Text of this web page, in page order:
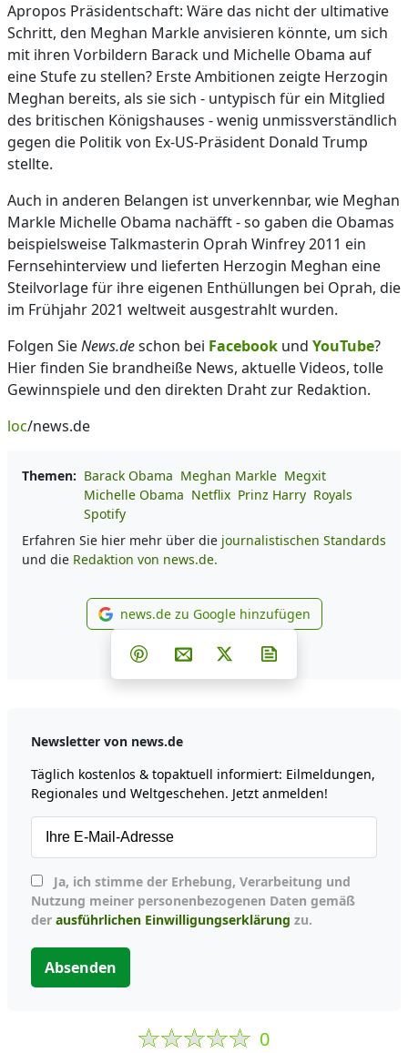
Apropos Präsidentschaft: Wäre das nicht der ultimative
Schritt, den Meghan Markle anvisieren könnte, um sich
mit ihren Vorbildern Barack und Michelle Obama auf
eine Stufe zu stellen? Erste Ambitionen zeigte Herzogin
Meghan bereits, als sie sich - untypisch für ein Mitglied
des britischen Königshauses - wenig unmissverständlich
gegen die Politik von Ex-US-Präsident Donald Trump
stellte.
Auch in anderen Belangen ist unverkennbar, wie Meghan
Markle Michelle Obama nachäfft - so gaben die Obamas
beispielsweise Talkmasterin Oprah Winfrey 2011 ein
Fernsehinterview und lieferten Herzogin Meghan eine
Steilvorlage für ihre eigenen Enthüllungen bei Oprah, die
im Frühjahr 2021 weltweit ausgestrahlt wurden.
Folgen SieNews.deschon bei Facebook und YouTube?
Hier finden Sie brandheiße News, aktuelle Videos, tolle
Gewinnspiele und den direkten Draht zur Redaktion.
loc/news.de
Themen: Barack Obama Meghan Markle Megxit
Michelle Obama Netflix Prinz Harry Royals
Spotify
Erfahren Sie hier mehr über die journalistischen Standards
und die Redaktion von news.de.
news.de zu Google
news.de zu Google hinzufügen
Teilen auf Facebook
Teilen auf Whatsapp
Teilen auf Telegram
Teilen auf Pinterest
Per E-Mail teilen
Post auf X
Newsletter von news.de
Täglich kostenlos & topaktuell informiert: Eilmeldungen,
Regionales und Weltgeschehen. Jetzt anmelden!
Nutzung meiner personenbezogenen Daten gemäß
der ausführlichen Einwilligungserklärung zu.
Absenden
0